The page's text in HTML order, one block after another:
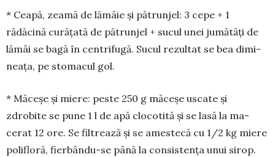
* Ceapă, zeamă de lămâie și pătrunjel: 3 cepe + 1
rădăcină curățată de pătrunjel + sucul unei ju­mătăți de
lămâi se bagă în cen­tri­fugă. Sucul rezultat se bea dimi­
nea­ța, pe sto­macul gol.
* Măceșe și miere: peste 250 g măceșe uscate și
zdrobite se pune 1 l de apă clocotită și se lasă la ma­
cerat 12 ore. Se filtrează și se ames­tecă cu 1/2 kg miere
poli­floră, fierbându-se până la consistența unui sirop.